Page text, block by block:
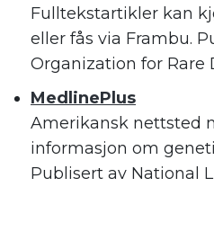
Fulltekstartikler kan
eller fås via Frambu.
Organization for Rare
MedlinePlus
Amerikansk nettsted
informasjon om
Publisert av National